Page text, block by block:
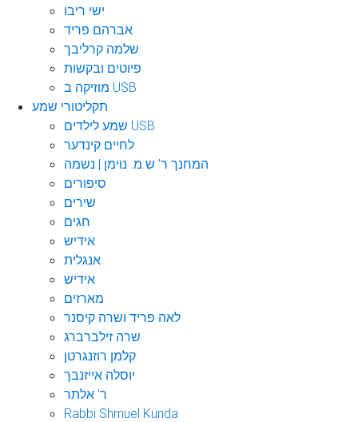
ישי ריבו
אברהם פריד
שלמה קרליבך
פיוטים ובקשות
מוזיקה ב USB
תקליטורי שמע
שמע לילדים USB
לחיים קינדער
המחנך ר' ש.מ. נוימן | נשמה
סיפורים
שירים
חגים
אידיש
אנגלית
אידיש
מארזים
לאה פריד ושרה קיסנר
שרה זילברברג
קלמן רוזנגרטן
יוסלה אייזנבך
ר' אלתר
Rabbi Shmuel Kunda